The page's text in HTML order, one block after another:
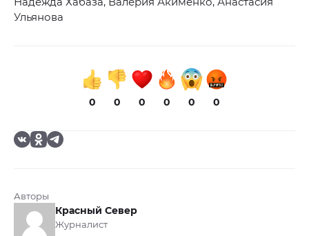
Ульянова
0 0 0 0 0 0
Авторы
Красный Север
Журналист